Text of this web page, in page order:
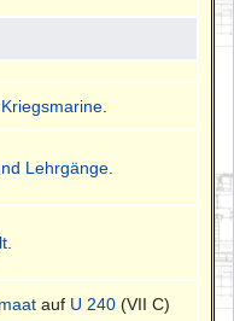
Kriegsmarine
Lehrgänge
auf U 240 (VII C)